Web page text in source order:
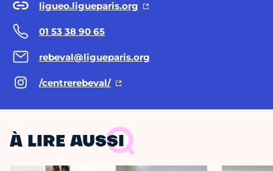
ligueo.ligueparis.org
01 53 38 90 65
rebeval@ligueparis.org
/centrerebeval/
À LIRE AUSSI